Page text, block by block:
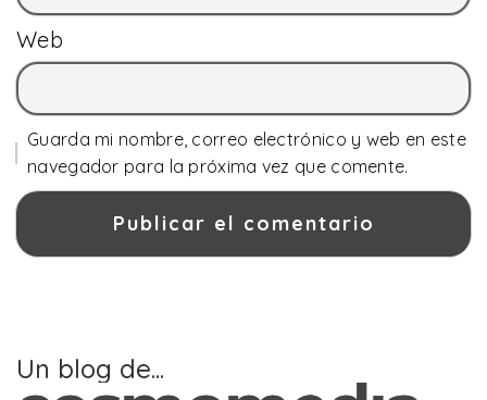
Web
Guarda mi nombre, correo electrónico y web en este
navegador para la próxima vez que comente.
Un blog de...